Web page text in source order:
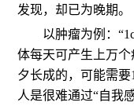
发现，却已为晚期。
以肿瘤为例：
体每天可产生上万
夕长成的，可能需要
人是很难通过“自我